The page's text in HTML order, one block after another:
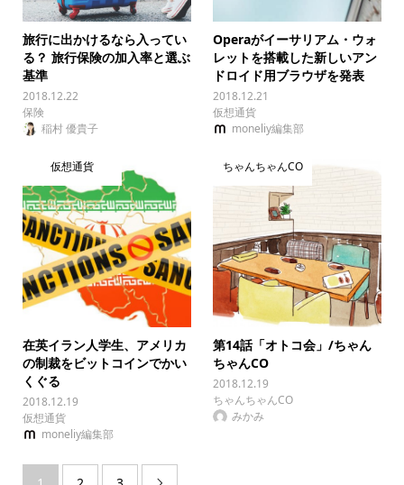
旅行に出かけるなら入ってい
る？ 旅行保険の加入率と選ぶ
基準
2018.12.22
保険
稲村 優貴子
Operaがイーサリアム・ウォ
レットを搭載した新しいアン
ドロイド用ブラウザを発表
2018.12.21
仮想通貨
moneliy編集部
仮想通貨
在英イラン人学生、アメリカ
の制裁をビットコインでかい
くぐる
2018.12.19
仮想通貨
moneliy編集部
ちゃんちゃんCO
第14話「オトコ会」/ちゃん
ちゃんCO
2018.12.19
ちゃんちゃんCO
みかみ